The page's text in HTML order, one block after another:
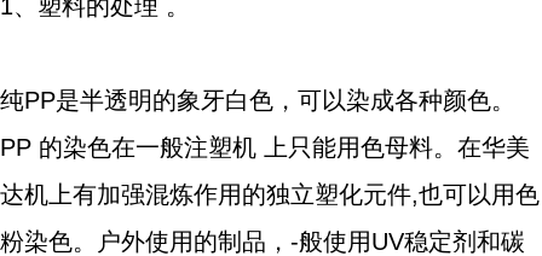
1、塑料的处理 。
纯PP是半透明的象牙白色，可以染成各种颜色。
PP 的染色在一般注塑机 上只能用色母料。在华美
达机上有加强混炼作用的独立塑化元件,也可以用色
粉染色。户外使用的制品，-般使用UV稳定剂和碳